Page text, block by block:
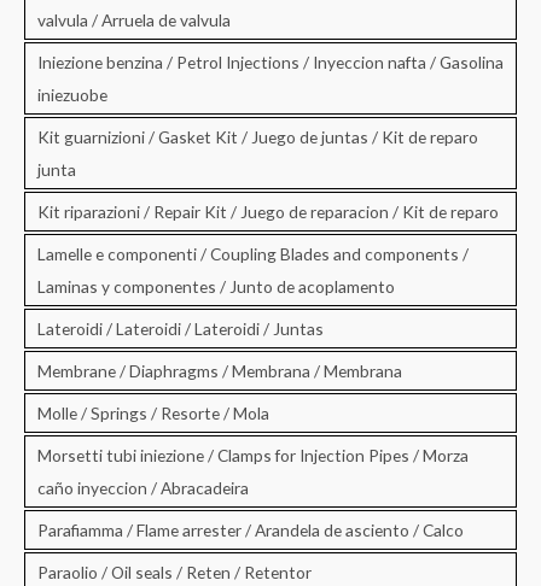
valvula / Arruela de valvula
Iniezione benzina / Petrol Injections / Inyeccion nafta / Gasolina
iniezuobe
Kit guarnizioni / Gasket Kit / Juego de juntas / Kit de reparo
junta
Kit riparazioni / Repair Kit / Juego de reparacion / Kit de reparo
Lamelle e componenti / Coupling Blades and components /
Laminas y componentes / Junto de acoplamento
Lateroidi / Lateroidi / Lateroidi / Juntas
Membrane / Diaphragms / Membrana / Membrana
Molle / Springs / Resorte / Mola
Morsetti tubi iniezione / Clamps for Injection Pipes / Morza
caño inyeccion / Abracadeira
Parafiamma / Flame arrester / Arandela de asciento / Calco
Paraolio / Oil seals / Reten / Retentor